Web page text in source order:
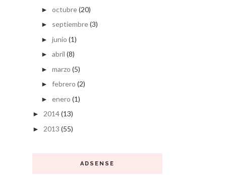
► octubre(20)
► septiembre(3)
► junio (1)
► abril (8)
► marzo (5)
► febrero (2)
► enero (1)
► 2014(13)
► 2013 (55)
ADSENSE